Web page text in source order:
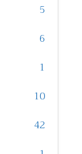
5
6
1
10
42